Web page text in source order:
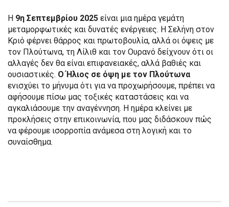
Η 9η Σεπτεμβρίου 2025 είναι μια ημέρα γεμάτη
μεταμορφωτικές και δυνατές ενέργειες. Η Σελήνη στον
Κριό φέρνει θάρρος και πρωτοβουλία, αλλά οι όψεις με
τον Πλούτωνα, τη Λίλιθ και τον Ουρανό δείχνουν ότι οι
αλλαγές δεν θα είναι επιφανειακές, αλλά βαθιές και
ουσιαστικές. Ο Ήλιος σε όψη με τον Πλούτωνα
ενισχύει το μήνυμα ότι για να προχωρήσουμε, πρέπει να
αφήσουμε πίσω μας τοξικές καταστάσεις και να
αγκαλιάσουμε την αναγέννηση. Η ημέρα κλείνει με
προκλήσεις στην επικοινωνία, που μας διδάσκουν πώς
να φέρουμε ισορροπία ανάμεσα στη λογική και το
συναίσθημα.